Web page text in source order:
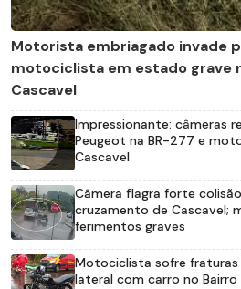
Motorista embriagado invade
motociclista em estado grave
Cascavel
Impressionante: câmeras
Peugeot na BR-277 e
Cascavel
Câmera flagra forte
cruzamento de Cascavel;
ferimentos graves
Motociclista sofre fraturas
lateral com carro no Bairro